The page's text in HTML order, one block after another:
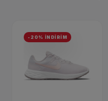
-20% İNDİRİM